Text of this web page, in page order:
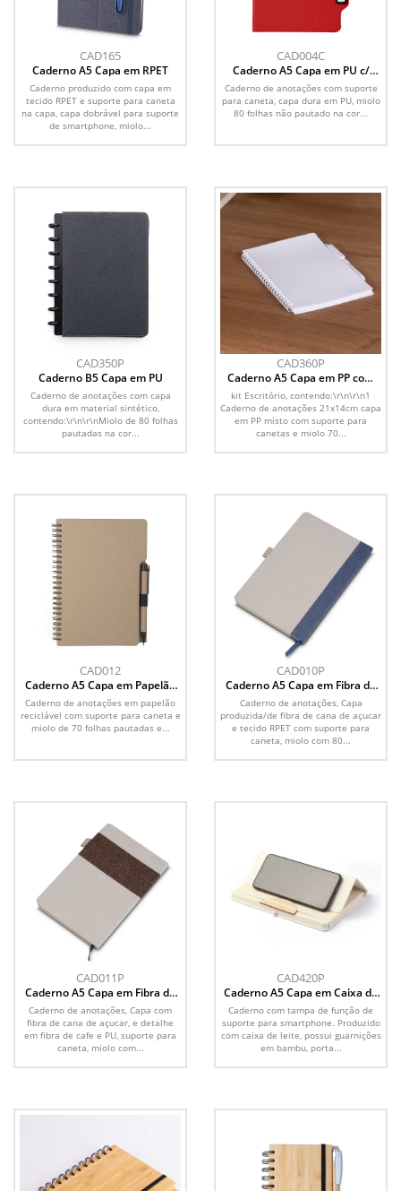
CAD165
Caderno A5 Capa em RPET
Caderno produzido com capa em
tecido RPET e suporte para caneta
na capa, capa dobrável para suporte
de smartphone, miolo...
CAD004C
Caderno A5 Capa em PU c/
Caneta
Caderno de anotações com suporte
para caneta, capa dura em PU, miolo
80 folhas não pautado na cor...
CAD350P
Caderno B5 Capa em PU
Caderno de anotações com capa
dura em material sintético,
contendo:\r\n\r\nMiolo de 80 folhas
pautadas na cor...
CAD360P
Caderno A5 Capa em PP com
kit Escritório, contendo:\r\n\r\n1
Caderno de anotações 21x14cm capa
em PP misto com suporte para
canetas e miolo 70...
CAD012
Caderno A5 Capa em Papelão
Reciclado c/ Caneta
Caderno de anotações em papelão
reciclável com suporte para caneta e
miolo de 70 folhas pautadas e...
CAD010P
Caderno A5 Capa em Fibra de
Cana de Açúcar e RPET
Caderno de anotações, Capa
produzida/de fibra de cana de açucar
e tecido RPET com suporte para
caneta, miolo com 80...
CAD011P
Caderno A5 Capa em Fibra de
Cana de Açúcar e Café
Caderno de anotações, Capa com
fibra de cana de açucar, e detalhe
em fibra de cafe e PU, suporte para
caneta, miolo com...
CAD420P
Caderno A5 Capa em Caixa de
Leite Reciclado
Caderno com tampa de função de
suporte para smartphone. Produzido
com caixa de leite, possui guarnições
em bambu, porta...